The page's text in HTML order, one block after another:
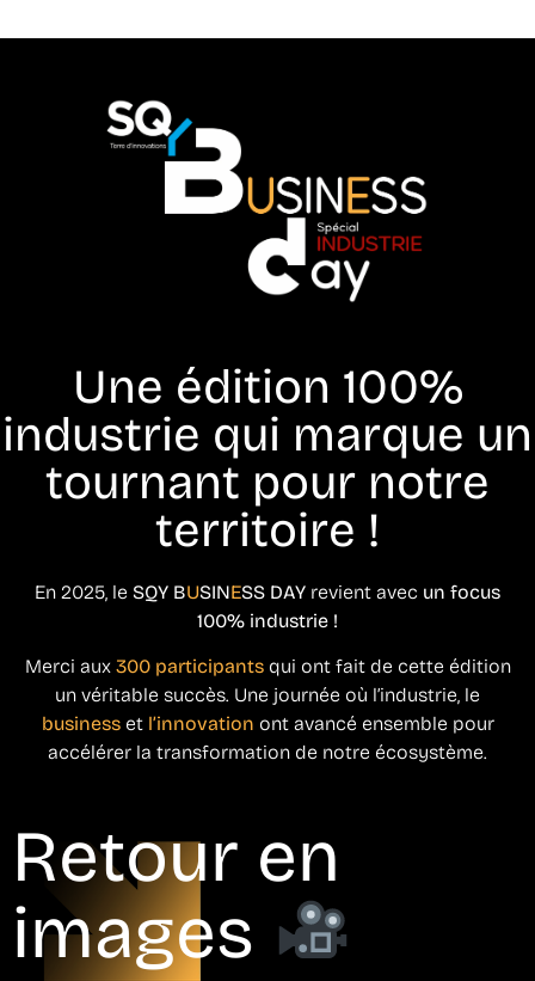
Une édition 100%
industrie qui marque un
tournant pour notre
territoire !
En 2025, le SQY BUSINESS DAY revient avec un focus
100% industrie !
Merci aux 300 participantsqui ont fait de cette édition
un véritable succès. Une journée où l’industrie, le
businesset l’innovation ont avancé ensemble pour
accélérer la transformation de notre écosystème.
Retour en
images